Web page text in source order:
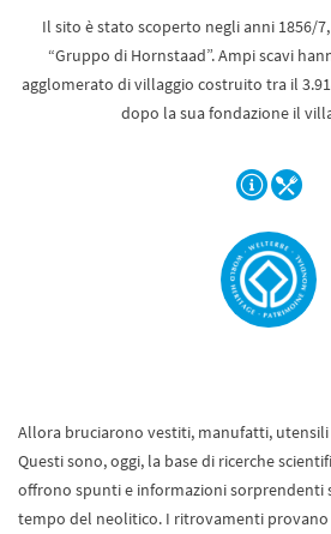
Il sito è stato scoperto negli anni 1856/
“Gruppo di Hornstaad”. Ampi scavi
agglomerato di villaggio costruito tra il
dopo la sua fondazione il
Allora bruciarono vestiti, manufatti,
Questi sono, oggi, la base di ricerche
offrono spunti e informazioni sorprendenti
tempo del neolitico. I ritrovamenti provano